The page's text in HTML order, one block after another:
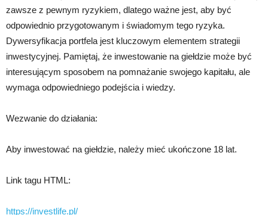
zawsze z pewnym ryzykiem, dlatego ważne jest, aby być
odpowiednio przygotowanym i świadomym tego ryzyka.
Dywersyfikacja portfela jest kluczowym elementem strategii
inwestycyjnej. Pamiętaj, że inwestowanie na giełdzie może być
interesującym sposobem na pomnażanie swojego kapitału, ale
wymaga odpowiedniego podejścia i wiedzy.
Wezwanie do działania:
Aby inwestować na giełdzie, należy mieć ukończone 18 lat.
Link tagu HTML:
https://investlife.pl/